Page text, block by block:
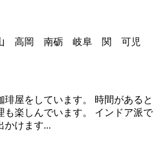
高岡 南砺 岐阜 関 可児
屋をしています。 時間があると
楽しんでいます。 インドア派で
かけます...